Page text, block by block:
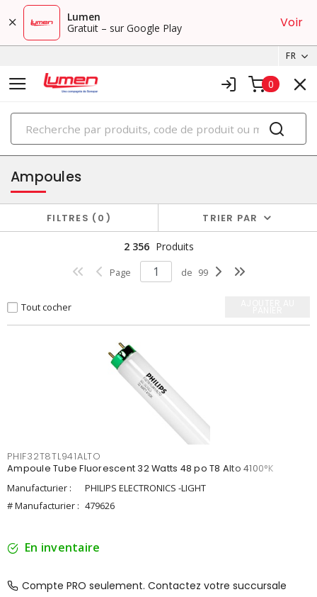
Lumen
Gratuit – sur Google Play
Voir
FR
0
PRODUITS
éclairage
Ampoules
FILTRES 0 TRIER PAR
2 356 Produits
Page de 99
Tout cocher
PHIF32T8TL941ALTO
Ampoule Tube Fluorescent 32 Watts 48 po T8 Alto 4100°K
Manufacturier :
PHILIPS ELECTRONICS -LIGHT
# Manufacturier : 479626
En inventaire
Compte PRO seulement. Contactez votre succursale